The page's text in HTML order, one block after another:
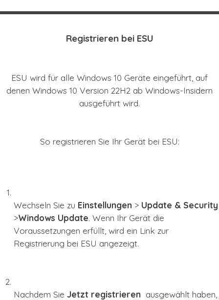
Registrieren bei ESU
ESU wird für alle Windows 10 Geräte eingeführt, auf
denen Windows 10 Version 22H2 ab Windows-Insidern
ausgeführt wird.
So registrieren Sie Ihr Gerät bei ESU:
Wechseln Sie zu Einstellungen > Update & Security
>Windows Update. Wenn Ihr Gerät die
Voraussetzungen erfüllt, wird ein Link zur
Registrierung bei ESU angezeigt.
Nachdem Sie Jetzt registrieren ausgewählt haben,